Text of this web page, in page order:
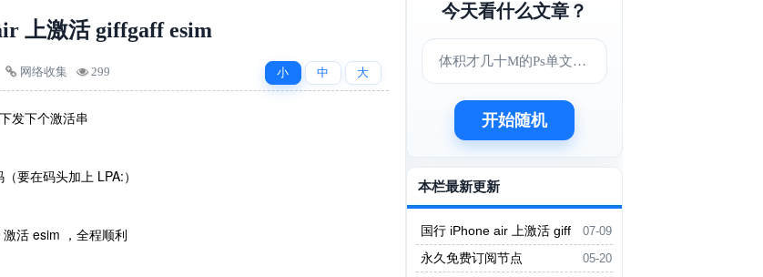
上激活 giffgaff esim
小 中 大
网络收集 299
发下个激活串
要在码头加上 LPA:）
激活 esim ，全程顺利
今天看什么文章？
体积才几十M的Ps单文件版
开始随机
本栏最新更新
07-09
国行 iPhone air 上激活 giff
gaff esim
05-20
永久免费订阅节点